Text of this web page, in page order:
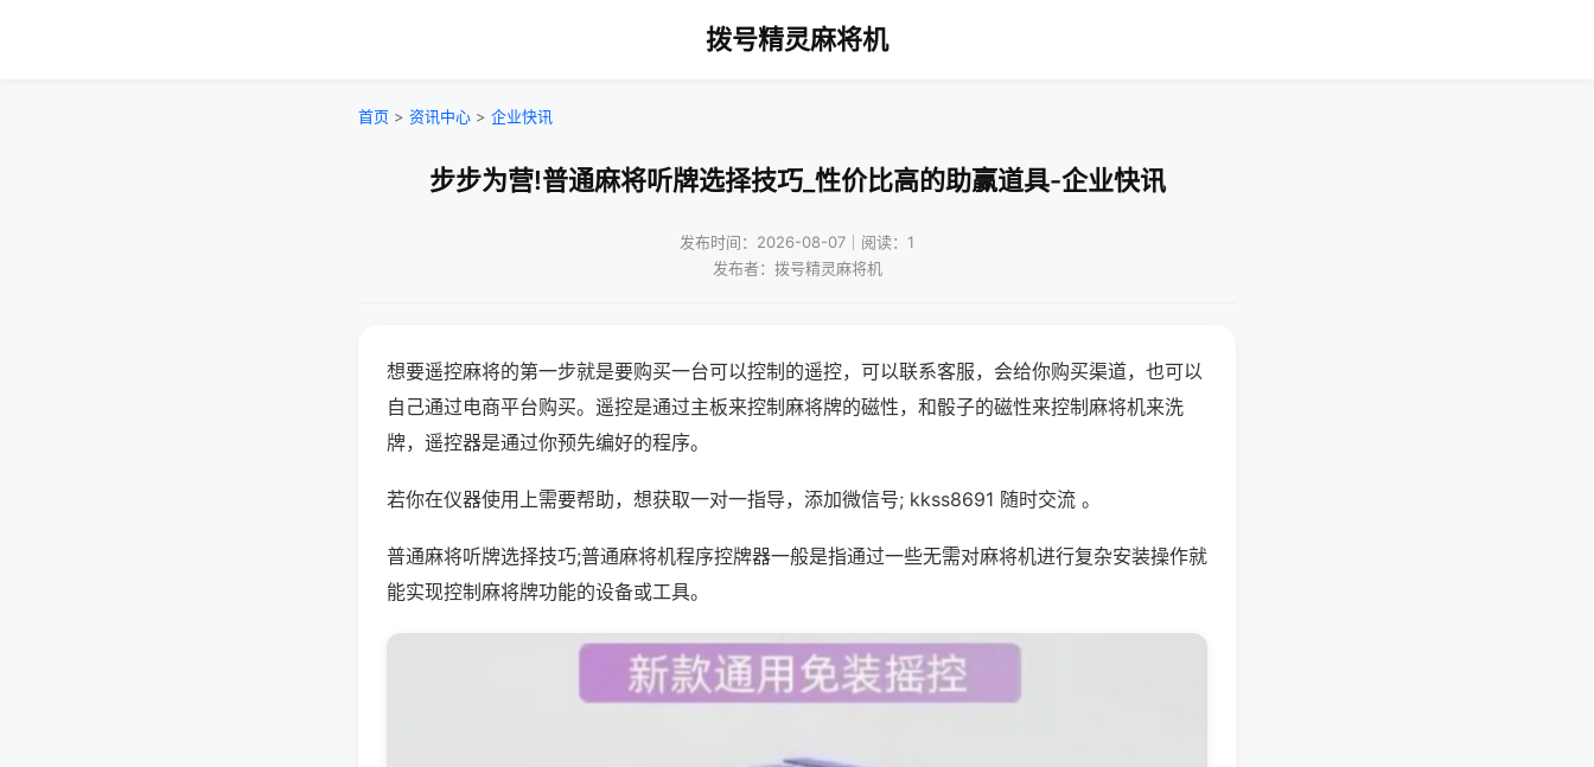
拨号精灵麻将机
首页 > 资讯中心 > 企业快讯
步步为营!普通麻将听牌选择技巧_性价比高的助赢道具-企业快讯
发布时间：2026-08-07｜阅读：1
发布者：拨号精灵麻将机
想要遥控麻将的第一步就是要购买一台可以控制的遥控，可以联系客服，会给你购买渠道，也可以
自己通过电商平台购买。遥控是通过主板来控制麻将牌的磁性，和骰子的磁性来控制麻将机来洗
牌，遥控器是通过你预先编好的程序。
若你在仪器使用上需要帮助，想获取一对一指导，添加微信号; kkss8691 随时交流 。
普通麻将听牌选择技巧;普通麻将机程序控牌器一般是指通过一些无需对麻将机进行复杂安装操作就
能实现控制麻将牌功能的设备或工具。